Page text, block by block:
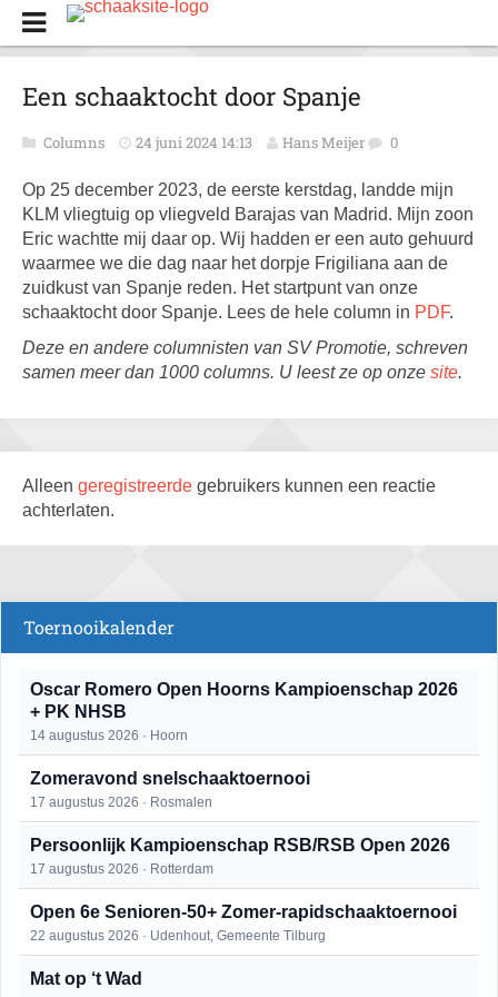
Een schaaktocht door Spanje
Columns 24 juni 2024 14:13 Hans Meijer 0
Op 25 december 2023, de eerste kerstdag, landde mijn
KLM vliegtuig op vliegveld Barajas van Madrid. Mijn zoon
Eric wachtte mij daar op. Wij hadden er een auto gehuurd
waarmee we die dag naar het dorpje Frigiliana aan de
zuidkust van Spanje reden. Het startpunt van onze
schaaktocht door Spanje. Lees de hele column in PDF.
Deze en andere columnisten van SV Promotie, schreven
samen meer dan 1000 columns. U leest ze op onze site.
Alleen geregistreerde gebruikers kunnen een reactie
achterlaten.
Toernooikalender
Oscar Romero Open Hoorns Kampioenschap 2026
+ PK NHSB
14 augustus 2026 · Hoorn
Zomeravond snelschaaktoernooi
17 augustus 2026 · Rosmalen
Persoonlijk Kampioenschap RSB/RSB Open 2026
17 augustus 2026 · Rotterdam
Open 6e Senioren-50+ Zomer-rapidschaaktoernooi
22 augustus 2026 · Udenhout, Gemeente Tilburg
Mat op ‘t Wad